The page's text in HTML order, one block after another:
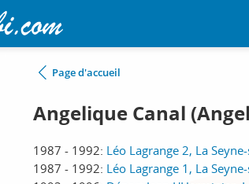
Page d'accueil
Angelique Canal
1987 - 1992: Léo Lagrange 2, La
1987 - 1992: Léo Lagrange 1, La